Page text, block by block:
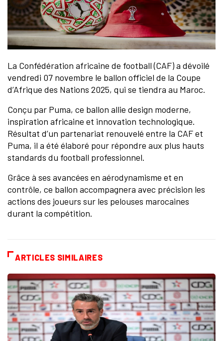
La Confédération africaine de football (CAF) a dévoilé
vendredi 07 novembre le ballon officiel de la Coupe
d’Afrique des Nations 2025, qui se tiendra au Maroc.
Conçu par Puma, ce ballon allie design moderne,
inspiration africaine et innovation technologique.
Résultat d’un partenariat renouvelé entre la CAF et
Puma, il a été élaboré pour répondre aux plus hauts
standards du football professionnel.
Grâce à ses avancées en aérodynamisme et en
contrôle, ce ballon accompagnera avec précision les
actions des joueurs sur les pelouses marocaines
durant la compétition.
ARTICLES SIMILAIRES